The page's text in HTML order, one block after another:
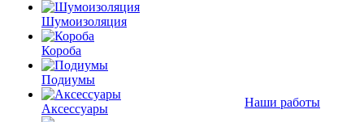
Шумоизоляция
Короба
Подиумы
Аксессуары
Наши работы